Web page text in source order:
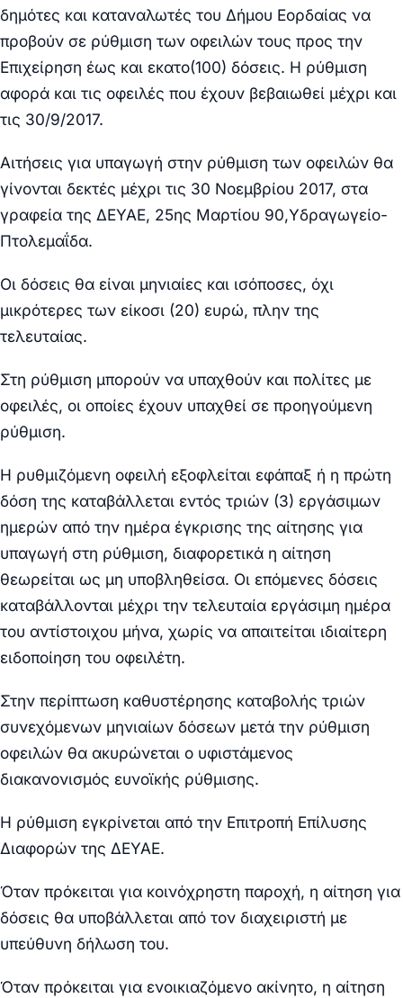
δημότες και καταναλωτές του Δήμου Εορδαίας να
προβούν σε ρύθμιση των οφειλών τους προς την
Επιχείρηση έως και εκατο(100) δόσεις. Η ρύθμιση
αφορά και τις οφειλές που έχουν βεβαιωθεί μέχρι και
τις 30/9/2017.
Αιτήσεις για υπαγωγή στην ρύθμιση των οφειλών θα
γίνονται δεκτές μέχρι τις 30 Νοεμβρίου 2017, στα
γραφεία της ΔΕΥΑΕ, 25ης Μαρτίου 90,Υδραγωγείο-
Πτολεμαΐδα.
Οι δόσεις θα είναι μηνιαίες και ισόποσες, όχι
μικρότερες των είκοσι (20) ευρώ, πλην της
τελευταίας.
Στη ρύθμιση μπορούν να υπαχθούν και πολίτες με
οφειλές, οι οποίες έχουν υπαχθεί σε προηγούμενη
ρύθμιση.
Η ρυθμιζόμενη οφειλή εξοφλείται εφάπαξ ή η πρώτη
δόση της καταβάλλεται εντός τριών (3) εργάσιμων
ημερών από την ημέρα έγκρισης της αίτησης για
υπαγωγή στη ρύθμιση, διαφορετικά η αίτηση
θεωρείται ως μη υποβληθείσα. Οι επόμενες δόσεις
καταβάλλονται μέχρι την τελευταία εργάσιμη ημέρα
του αντίστοιχου μήνα, χωρίς να απαιτείται ιδιαίτερη
ειδοποίηση του οφειλέτη.
Στην περίπτωση καθυστέρησης καταβολής τριών
συνεχόμενων μηνιαίων δόσεων μετά την ρύθμιση
οφειλών θα ακυρώνεται ο υφιστάμενος
διακανονισμός ευνοϊκής ρύθμισης.
Η ρύθμιση εγκρίνεται από την Επιτροπή Επίλυσης
Διαφορών της ΔΕΥΑE.
Όταν πρόκειται για κοινόχρηστη παροχή, η αίτηση για
δόσεις θα υποβάλλεται από τον διαχειριστή με
υπεύθυνη δήλωση του.
Όταν πρόκειται για ενοικιαζόμενο ακίνητο, η αίτηση